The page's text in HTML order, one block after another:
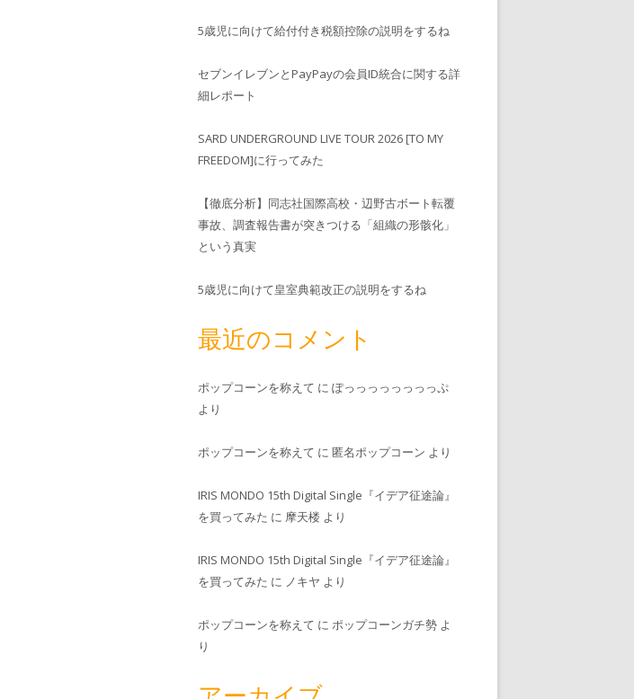
5歳児に向けて給付付き税額控除の説明をするね
セブンイレブンとPayPayの会員ID統合に関する詳
細レポート
SARD UNDERGROUND LIVE TOUR 2026 [TO MY
FREEDOM]に行ってみた
【徹底分析】同志社国際高校・辺野古ボート転覆
事故、調査報告書が突きつける「組織の形骸化」
という真実
5歳児に向けて皇室典範改正の説明をするね
最近のコメント
ポップコーンを称えて にぽっっっっっっっっぷ
より
ポップコーンを称えて に匿名ポップコーン より
IRIS MONDO 15th Digital Single『イデア征途論』
を買ってみた に 摩天楼 より
IRIS MONDO 15th Digital Single『イデア征途論』
を買ってみた に ノキヤ より
ポップコーンを称えて に ポップコーンガチ勢 よ
り